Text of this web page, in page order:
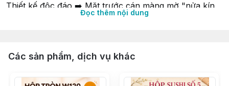
Thiết kế độc đáo ➡️ Mặt trước cán màng mờ "nửa kín
nửa hở", vừa tôn lên vẻ sang trọng, vừa giúp khách
Bảo quản tối ưu ➡️ Miệng túi có nẹp kẽm thông minh,
chỉ cần cuộn nhẹ là kín khít, giữ bánh luôn mềm thơm,
tránh gió và độ ẩm cực tốt.
Đọc thêm nội dung
Các sản phẩm, dịch vụ khác